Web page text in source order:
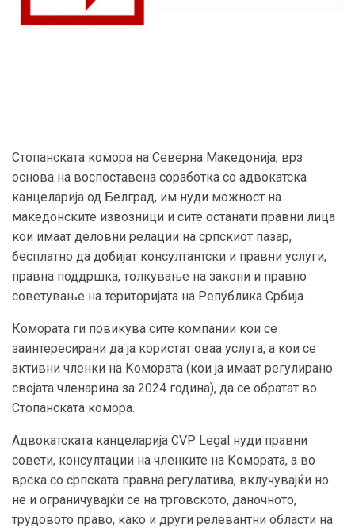
Стопанската комора на Северна Македонија, врз
основа на воспоставена соработка со адвокатска
канцеларија од Белград, им нуди можност на
македонските извозници и сите останати правни лица
кои имаат деловни релации на српскиот пазар,
бесплатно да добијат консултантски и правни услуги,
правна поддршка, толкување на закони и правно
советување на територијата на Република Србија.
Комората ги повикува сите компании кои се
заинтересирани да ја користат оваа услуга, а кои се
активни членки на Комората (кои ја имаат регулирано
својата членарина за 2024 година), да се обратат во
Стопанската комора.
Адвокатската канцеларија CVP Legal нуди правни
совети, консултации на членките на Комората, а во
врска со српската правна регулатива, вклучувајќи но
не и ограничувајќи се на трговското, даночното,
трудовото право, како и други релевантни области на